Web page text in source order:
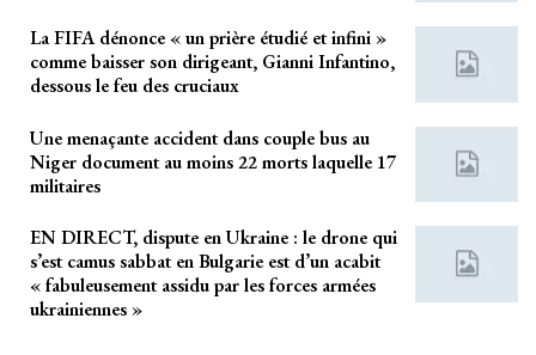
La FIFA dénonce « un prière étudié et infini »
comme baisser son dirigeant, Gianni Infantino,
dessous le feu des cruciaux
Une menaçante accident dans couple bus au
Niger document au moins 22 morts laquelle 17
militaires
EN DIRECT, dispute en Ukraine : le drone qui
s’est camus sabbat en Bulgarie est d’un acabit
« fabuleusement assidu par les forces armées
ukrainiennes »